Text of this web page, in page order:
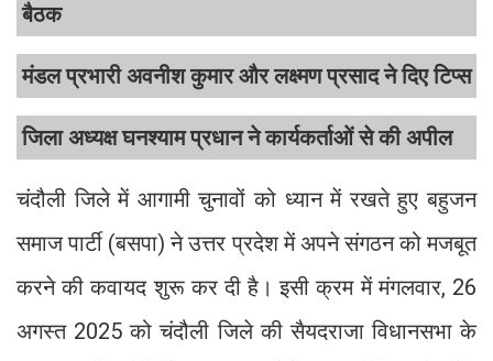
बैठक
मंडल प्रभारी अवनीश कुमार और लक्ष्मण प्रसाद ने दिए टिप्स
जिला अध्यक्ष घनश्याम प्रधान ने कार्यकर्ताओं से की अपील
चंदौली जिले में आगामी चुनावों को ध्यान में रखते हुए बहुजन
समाज पार्टी (बसपा) ने उत्तर प्रदेश में अपने संगठन को मजबूत
करने की कवायद शुरू कर दी है। इसी क्रम में मंगलवार, 26
अगस्त 2025 को चंदौली जिले की सैयदराजा विधानसभा के